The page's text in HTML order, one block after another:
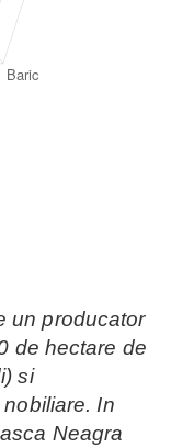
un producator
de hectare de
si
In
Neagra